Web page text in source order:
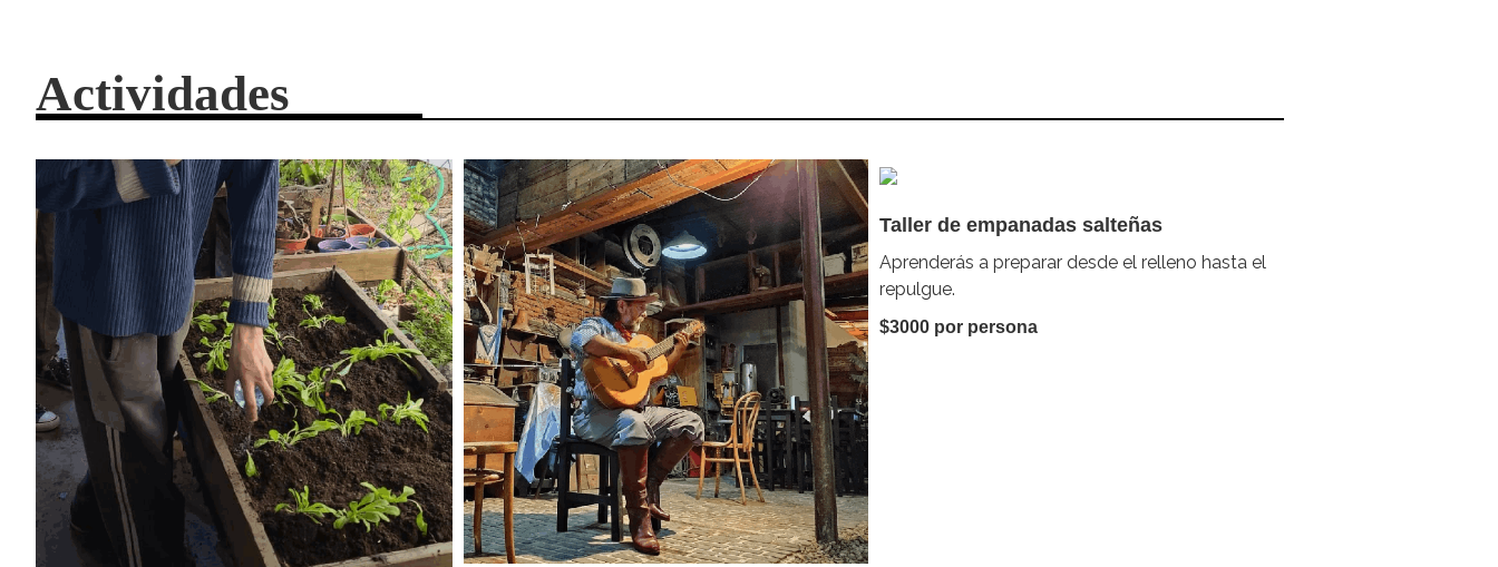
Actividades
Taller de empanadas salteñas
Aprenderás a preparar desde el relleno hasta el
repulgue.
$3000 por persona